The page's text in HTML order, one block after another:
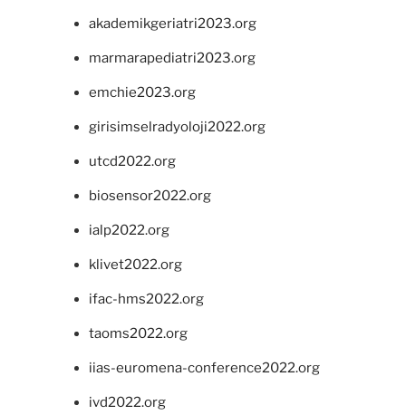
akademikgeriatri2023.org
marmarapediatri2023.org
emchie2023.org
girisimselradyoloji2022.org
utcd2022.org
biosensor2022.org
ialp2022.org
klivet2022.org
ifac-hms2022.org
taoms2022.org
iias-euromena-conference2022.org
ivd2022.org